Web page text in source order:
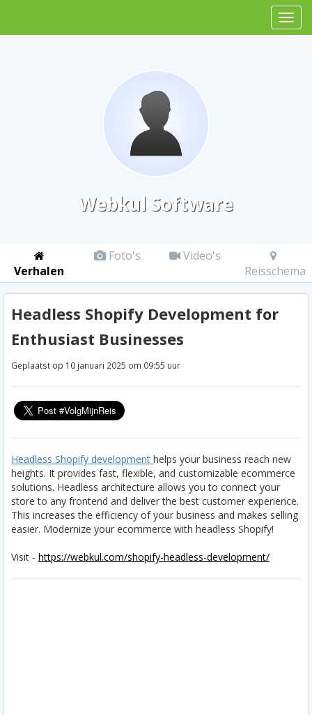
Webkul Software
Verhalen
Foto's
Video's
Reisschema
Headless Shopify Development for
Enthusiast Businesses
Geplaatst op 10 januari 2025 om 09:55 uur
Headless Shopify development helps your business reach new
heights. It provides fast, flexible, and customizable ecommerce
solutions. Headless architecture allows you to connect your
store to any frontend and deliver the best customer experience.
This increases the efficiency of your business and makes selling
easier. Modernize your ecommerce with headless Shopify!
Visit - https://webkul.com/shopify-headless-development/